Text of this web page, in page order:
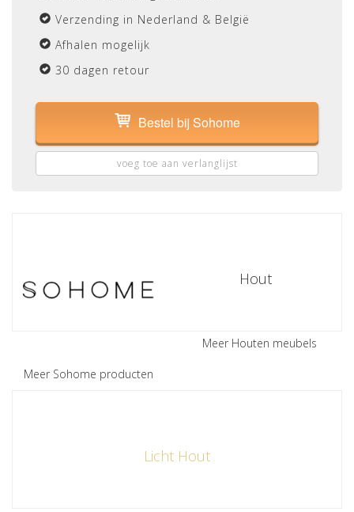
Verzending in Nederland & België
Afhalen mogelijk
30 dagen retour
Bestel bij Sohome
voeg toe aan verlanglijst
Meer Sohome producten
Hout
Meer Houten meubels
Licht Hout